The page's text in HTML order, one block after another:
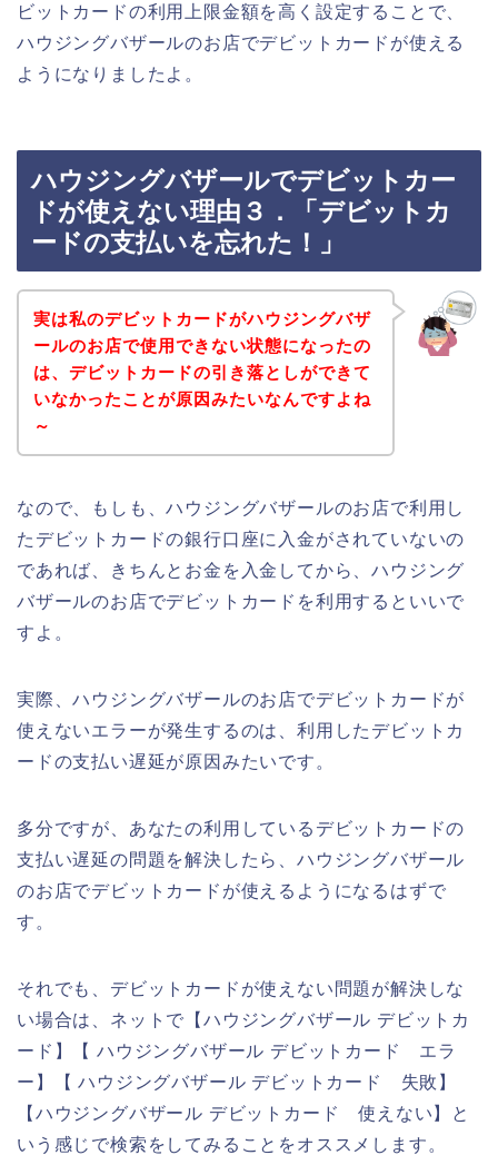
ビットカードの利用上限金額を高く設定することで、
ハウジングバザールのお店でデビットカードが使える
ようになりましたよ。
ハウジングバザールでデビットカー
ドが使えない理由３．「デビットカ
ードの支払いを忘れた！」
実は私のデビットカードがハウジングバザ
ールのお店で使用できない状態になったの
は、デビットカードの引き落としができて
いなかったことが原因みたいなんですよね
～
なので、もしも、ハウジングバザールのお店で利用し
たデビットカードの銀行口座に入金がされていないの
であれば、きちんとお金を入金してから、ハウジング
バザールのお店でデビットカードを利用するといいで
すよ。
実際、ハウジングバザールのお店でデビットカードが
使えないエラーが発生するのは、利用したデビットカ
ードの支払い遅延が原因みたいです。
多分ですが、あなたの利用しているデビットカードの
支払い遅延の問題を解決したら、ハウジングバザール
のお店でデビットカードが使えるようになるはずで
す。
それでも、デビットカードが使えない問題が解決しな
い場合は、ネットで【ハウジングバザール デビットカ
ード】【 ハウジングバザール デビットカード エラ
ー】【 ハウジングバザール デビットカード 失敗】
【ハウジングバザール デビットカード 使えない】と
いう感じで検索をしてみることをオススメします。